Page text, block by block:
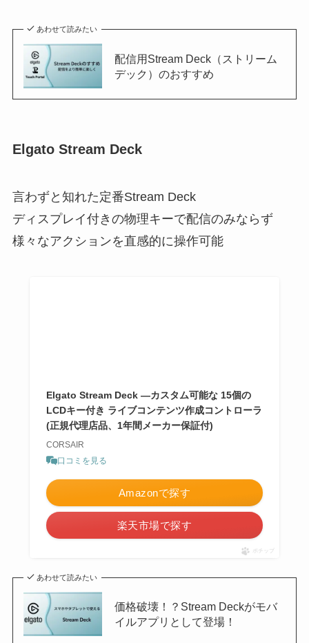
あわせて読みたい
配信用Stream Deck（ストリーム
デック）のおすすめ
Elgato Stream Deck
言わずと知れた定番Stream Deck
ディスプレイ付きの物理キーで配信のみならず
様々なアクションを直感的に操作可能
Elgato Stream Deck —カスタム可能な 15個の
LCDキー付き ライブコンテンツ作成コントローラ
(正規代理店品、1年間メーカー保証付)
CORSAIR
口コミを見る
Amazonで探す
楽天市場で探す
ポチップ
あわせて読みたい
価格破壊！？Stream Deckがモバ
イルアプリとして登場！